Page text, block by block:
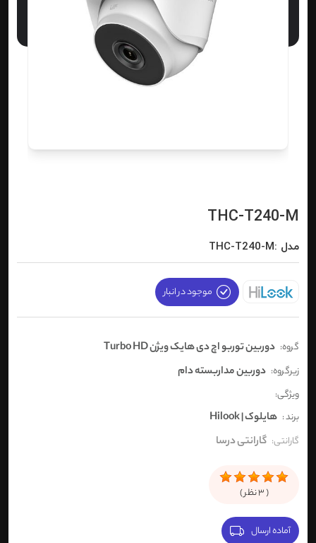
THC-T240-M
مدل :THC-T240-M
موجود در انبار
گروه: دوربین توربو اچ دی هایک ویژن Turbo HD
زیرگروه: دوربین مداربسته دام
ویژگی:
برند : هایلوک | Hilook
گارانتی: گارانتی درسا
(
3نظر )
آماده ارسال